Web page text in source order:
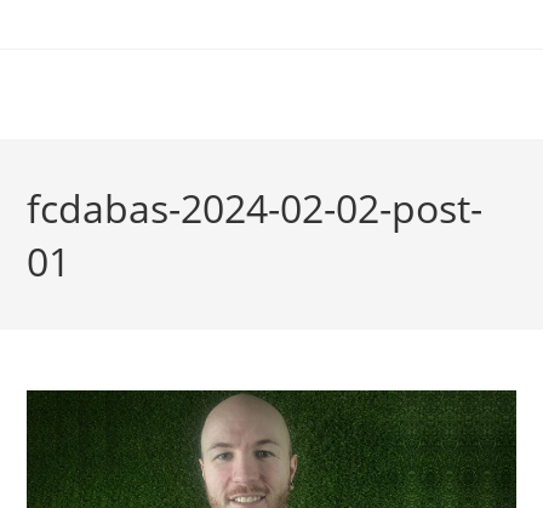
fcdabas-2024-02-02-post-
01